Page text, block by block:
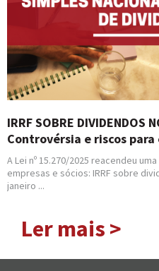
IRRF SOBRE DIVIDENDOS
Controvérsia e riscos para
A Lei nº 15.270/2025 reacendeu
empresas e sócios: IRRF sobre
janeiro ...
Ler mais >